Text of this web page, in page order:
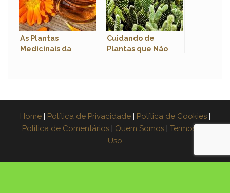
As Plantas
Medicinais da
Terapêuticos
Cuidando de
Plantas que Não
Essenciais
Home | Política de Privacidade | Política de Cookies |
Política de Comentários | Quem Somos | Termos de
Uso